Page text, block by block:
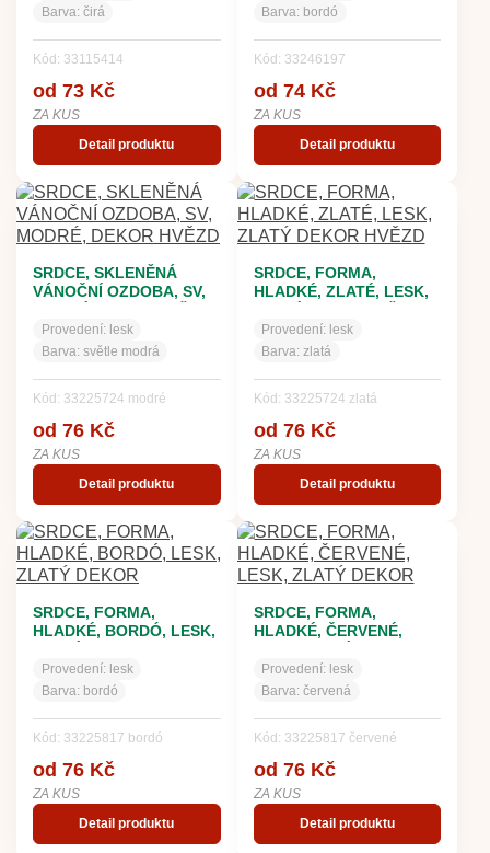
Barva: čirá
Kód: 33115414
od 73 Kč
ZA KUS
Detail produktu
Barva: bordó
Kód: 33246197
od 74 Kč
ZA KUS
Detail produktu
SRDCE, SKLENĚNÁ
VÁNOČNÍ OZDOBA, SV,
Provedení: lesk
Barva: světle modrá
Kód: 33225724 modré
od 76 Kč
ZA KUS
Detail produktu
SRDCE, FORMA,
HLADKÉ, ZLATÉ, LESK,
Provedení: lesk
Barva: zlatá
Kód: 33225724 zlatá
od 76 Kč
ZA KUS
Detail produktu
SRDCE, FORMA,
HLADKÉ, BORDÓ, LESK,
Provedení: lesk
Barva: bordó
Kód: 33225817 bordó
od 76 Kč
ZA KUS
Detail produktu
SRDCE, FORMA,
HLADKÉ, ČERVENÉ,
Provedení: lesk
Barva: červená
Kód: 33225817 červené
od 76 Kč
ZA KUS
Detail produktu